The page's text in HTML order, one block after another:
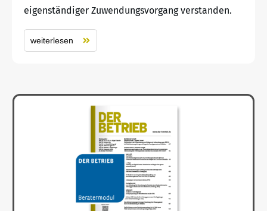
eigenständiger Zuwendungsvorgang verstanden.
weiterlesen